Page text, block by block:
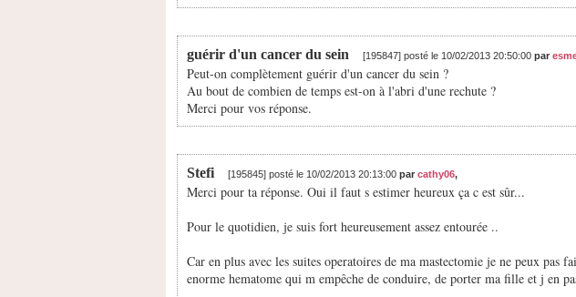
guérir d'un cancer du sein [195847] posté le 10/02/2013 20:50:00 par
Peut-on complètement guérir d'un cancer du sein ?
Au bout de combien de temps est-on à l'abri d'une rechute ?
Merci pour vos réponse.
Stefi [195845] posté le 10/02/2013 20:13:00 par cathy06,
Merci pour ta réponse. Oui il faut s estimer heureux ça c est sûr...
Pour le quotidien, je suis fort heureusement assez entourée ..
Car en plus avec les suites operatoires de ma mastectomie je ne peux pas
enorme hematome qui m empêche de conduire, de porter ma fille et j en